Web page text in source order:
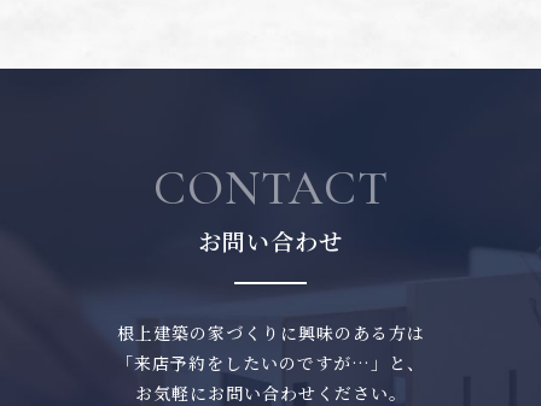
CONTACT
お問い合わせ
根上建築の家づくりに興味のある方は
「来店予約をしたいのですが…」と、
お気軽にお問い合わせください。